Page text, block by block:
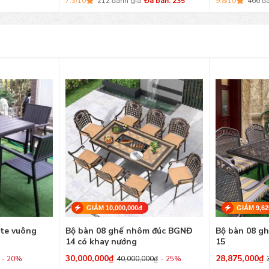
vuông
- 20%
GIẢM 10,000,000đ
Bộ bàn 08 ghế nhôm đúc BGNĐ
14 có khay nướng
40,000,000₫
30,000,000₫
- 25%
GIẢM
Bộ bàn 08
15
28,875,000₫